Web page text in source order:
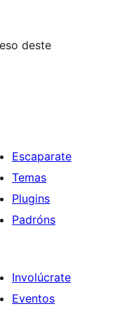
deste
Escaparate
Temas
Plugins
Padróns
Involúcrate
Eventos